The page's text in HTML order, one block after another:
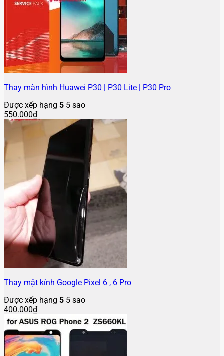
Thay màn hình Huawei P30 | P30 Lite | P30 Pro
Được xếp hạng 5 5 sao
550.000₫
Thay mặt kính Google Pixel 6 , 6 Pro
Được xếp hạng 5 5 sao
400.000₫